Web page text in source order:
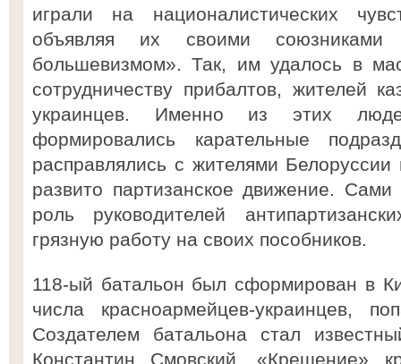
играли на националистических
объявляя их своими
большевизмом». Так, им удалось в
сотрудничеству прибалтов, жителей
украинцев. Именно из этих
формировались карательные
расправлялись с жителями
развито партизанское движение.
роль руководителей
грязную работу на своих пособников.
118-ый батальон был сформирован в
числа красноармейцев-украинцев,
Создателем батальона стал
Константин Смовский. «Крещение»